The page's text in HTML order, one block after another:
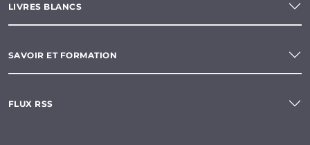
LIVRES BLANCS
SAVOIR ET FORMATION
FLUX RSS